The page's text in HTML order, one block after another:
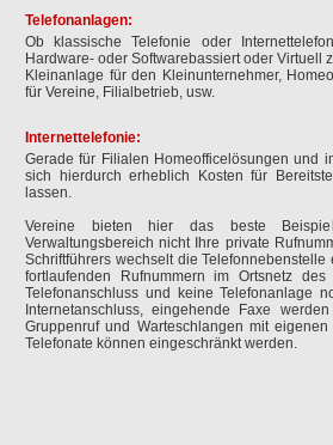
Telefonanlagen:
Ob klassische Telefonie oder
Hardware- oder Softwarebassiert oder Virtuell
Kleinanlage für den Kleinunternehmer,
für Vereine, Filialbetrieb, usw.
Internettelefonie:
Gerade für Filialen Homeofficelösungen und
sich hierdurch erheblich Kosten für
lassen.
Vereine bieten hier das beste
Verwaltungsbereich nicht Ihre private
Schriftführers wechselt die
fortlaufenden Rufnummern im Ortsnetz
Telefonanschluss und keine Telefonanlage
Internetanschluss, eingehende Faxe
Gruppenruf und Warteschlangen mit
Telefonate können eingeschränkt werden.